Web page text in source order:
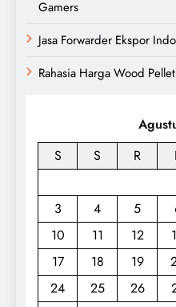
Gamers
Jasa Forwarder Ekspor
Rahasia Harga Wood
S
S R
3
4 5
10
11 12
17
18 19
24
25 26